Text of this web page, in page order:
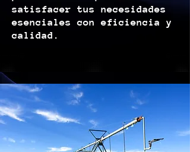
satisfacer tus necesidades
esenciales con eficiencia y
calidad.